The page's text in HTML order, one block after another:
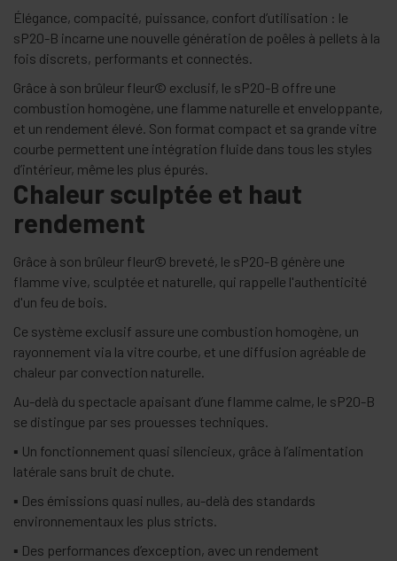
Élégance, compacité, puissance, confort d’utilisation : le
sP20-B incarne une nouvelle génération de poêles à pellets à la
fois discrets, performants et connectés.
Grâce à son brûleur fleur© exclusif, le sP20-B offre une
combustion homogène, une flamme naturelle et enveloppante,
et un rendement élevé. Son format compact et sa grande vitre
courbe permettent une intégration fluide dans tous les styles
d’intérieur, même les plus épurés.
Chaleur sculptée et haut
rendement
Grâce à son brûleur fleur© breveté, le sP20-B génère une
flamme vive, sculptée et naturelle, qui rappelle l'authenticité
d'un feu de bois.
Ce système exclusif assure une combustion homogène, un
rayonnement via la vitre courbe, et une diffusion agréable de
chaleur par convection naturelle.
Au-delà du spectacle apaisant d’une flamme calme, le sP20-B
se distingue par ses prouesses techniques.
▪ Un fonctionnement quasi silencieux, grâce à l’alimentation
latérale sans bruit de chute.
▪ Des émissions quasi nulles, au-delà des standards
environnementaux les plus stricts.
▪ Des performances d’exception, avec un rendement